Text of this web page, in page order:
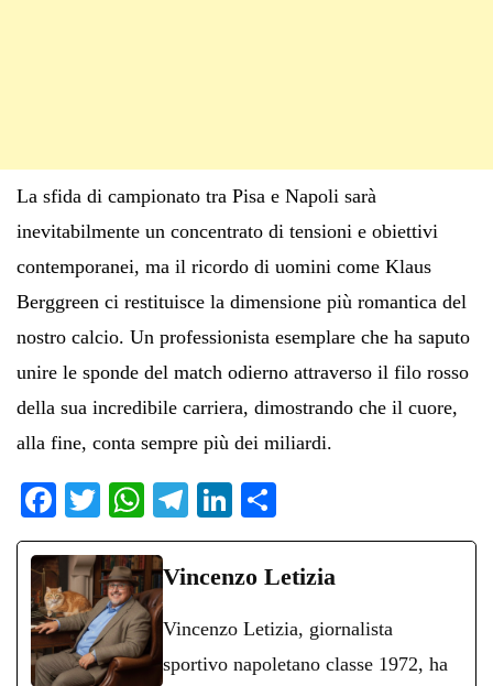
La sfida di campionato tra Pisa e Napoli sarà
inevitabilmente un concentrato di tensioni e obiettivi
contemporanei, ma il ricordo di uomini come Klaus
Berggreen ci restituisce la dimensione più romantica del
nostro calcio. Un professionista esemplare che ha saputo
unire le sponde del match odierno attraverso il filo rosso
della sua incredibile carriera, dimostrando che il cuore,
alla fine, conta sempre più dei miliardi.
Fa
ce
bo
ok
T
wi
tte
r
W
ha
ts
A
pp
Te
le
gr
m
Li
nk
ed
on
di
di
Vincenzo Letizia
Vincenzo Letizia, giornalista
sportivo napoletano classe 1972, ha